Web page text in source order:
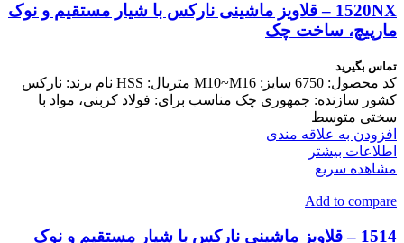
1520NX – قلاویز ماشینی نارکس با شیار مستقیم و نوک
مارپیچ، ساخت چک
تماس بگیرید
کد محصول: 6750 سایز: M10~M16 متریال: HSS نام برند: نارکس
کشور سازنده: جمهوری چک مناسب برای: فولاد کربنی، مواد با
سختی متوسط
افزودن به علاقه مندی
اطلاعات بیشتر
مشاهده سریع
Add to compare
1514 – قلاویز ماشینی نارکس با شیار مستقیم و نوک